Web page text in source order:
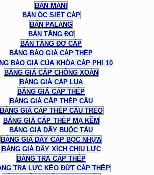
BÁN MANI
BÁN ỐC SIẾT CÁP
BÁN PALANG
BÁN TĂNG ĐƠ
BÁN TĂNG ĐƠ CÁP
BẢNG BÁO GIÁ CÁP THÉP
BÁO GIÁ CỦA KHÓA CÁP PHI 10
BẢNG GIÁ CÁP CHỐNG XOẮN
BẢNG GIÁ CÁP LỤA
BẢNG GIÁ CÁP THÉP
BẢNG GIÁ CÁP THÉP CẨU
BẢNG GIÁ CÁP THÉP CẦU TREO
BẢNG GIÁ CÁP THÉP MẠ KẼM
BẢNG GIÁ DÂY BUỘC TÀU
BẢNG GIÁ DÂY CÁP BỌC NHỰA
BẢNG GIÁ DÂY XÍCH CHỊU LỰC
BẢNG TRA CÁP THÉP
TRA LỰC KÉO ĐỨT CÁP THÉP